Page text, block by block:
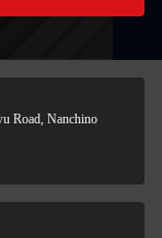
Road, Nanchino